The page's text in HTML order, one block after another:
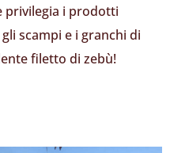
privilegia i prodotti
scampi e i granchi di
filetto di zebù!